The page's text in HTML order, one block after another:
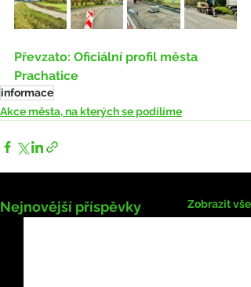
Převzato: Oficiální profil města
Prachatice
informace
Akce města, na kterých se podílíme
Nejnovější příspěvky Zobrazit vše